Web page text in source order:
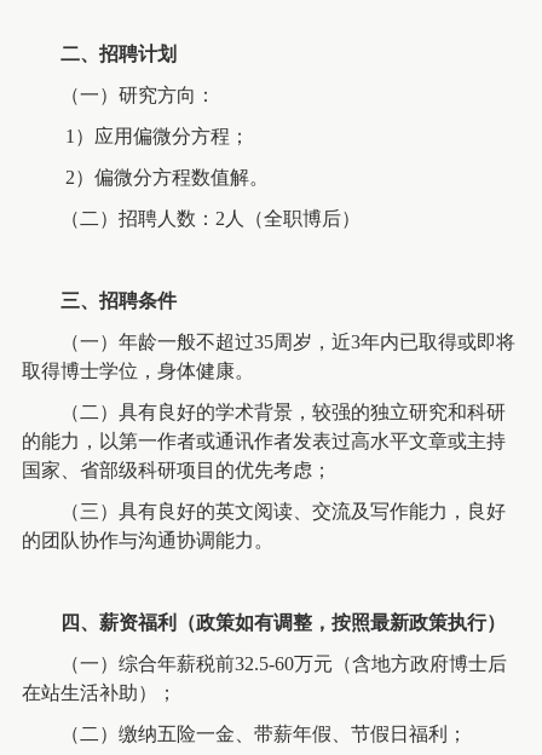
二、 招聘计划
（一） 研究方向：
1 ）应用偏微分方程；
2）偏微分方程数值解。
（二） 招聘人数： 2 人（全职博后）
三、 招聘条件
（一）年龄一般不超过35周岁，近3年内已取得或即将
取得博士学位，身体健康。
（二）具有良好的学术背景，较强的独立研究和科研
的能力，以第一作者或通讯作者发表过高水平文章或主持
国家、省部级科研项目的优先考虑；
（三）具有良好的英文阅读、交流及写作能力，良好
的团队协作与沟通协调能力。
四、 薪资福利
（政策如有调整，按照最新政策执行）
（一） 综合年薪税前32.5-60万元（含地方政府博士后
在站生活补助）；
（二） 缴纳五险一金、带薪年假、节假日福利；